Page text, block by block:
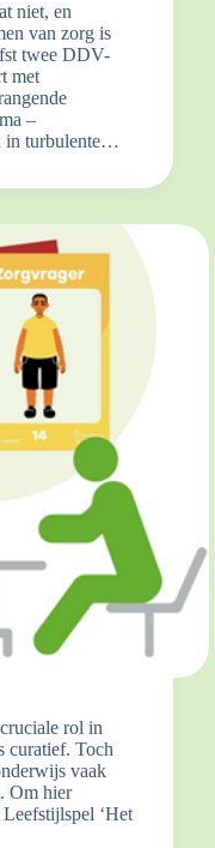
niet, en
van zorg is
twee DDV-
met
–
in turbulente…
rol in
curatief. Toch
vaak
Om hier
‘Het